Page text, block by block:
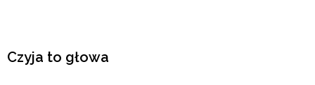
Czyja to głowa